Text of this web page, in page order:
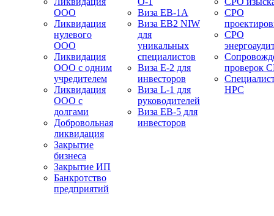
ООО
Ликвидация
нулевого
ООО
Ликвидация
ООО с одним
учредителем
Ликвидация
ООО с
долгами
Добровольная
ликвидация
Закрытие
бизнеса
Закрытие ИП
Банкротство
предприятий
Виза EB-1A
Виза EB2 NIW
для
уникальных
специалистов
Виза E-2 для
инвесторов
Виза L-1 для
руководителей
Виза EB-5 для
инвесторов
СРО
СРО
проверок
НРС